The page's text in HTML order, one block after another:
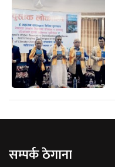
सम्पर्क ठेगाना